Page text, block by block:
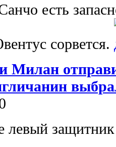
есть
сорвется.
Милан
левый